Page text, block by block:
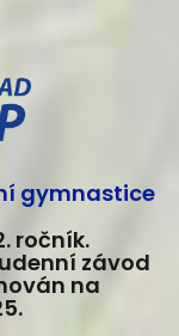
gymnastice
ročník.
závod
na